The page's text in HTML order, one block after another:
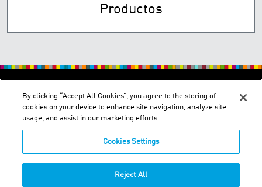
Productos
Phone:+57-1-251-8400
By clicking “Accept All Cookies”, you agree to the storing of
cookies on your device to enhance site navigation, analyze site
usage, and assist in our marketing efforts.
Cookies Settings
Reject All